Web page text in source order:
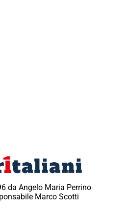
da Angelo Maria Perrino
Marco Scotti